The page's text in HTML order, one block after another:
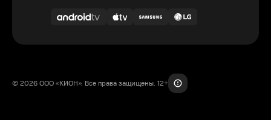
© 2026 ООО «КИОН». Все права защищены. 12+